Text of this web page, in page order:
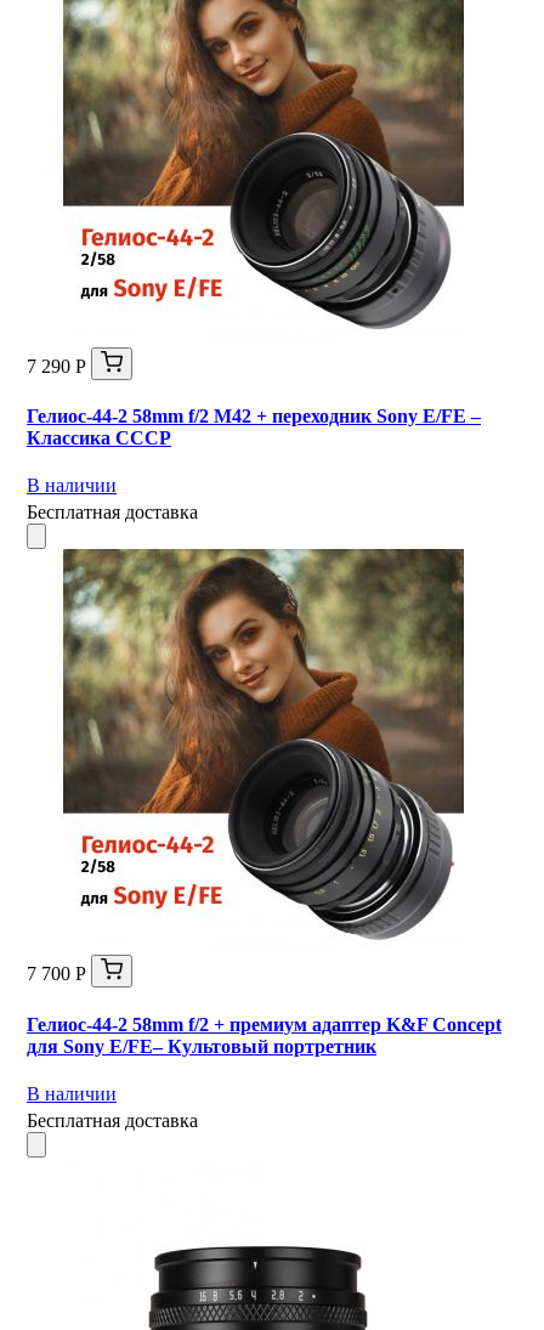
7 290 Р
Гелиос-44-2 58mm f/2 М42 + переходник Sony E/FE –
Классика СССР
В наличии
Бесплатная доставка
7 700 Р
Гелиос-44-2 58mm f/2 + премиум адаптер K&F Concept
для Sony E/FE– Культовый портретник
В наличии
Бесплатная доставка